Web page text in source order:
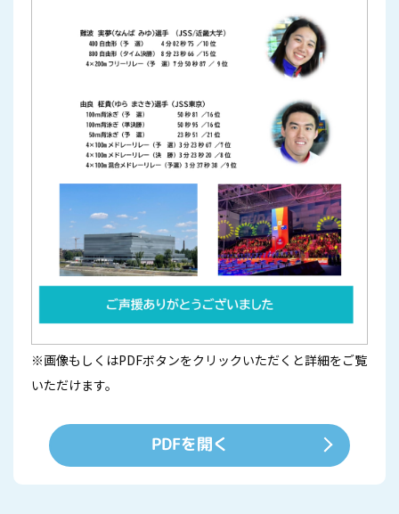
※画像もしくはPDFボタンをクリックいただくと詳細をご覧
いただけます。
PDFを開く